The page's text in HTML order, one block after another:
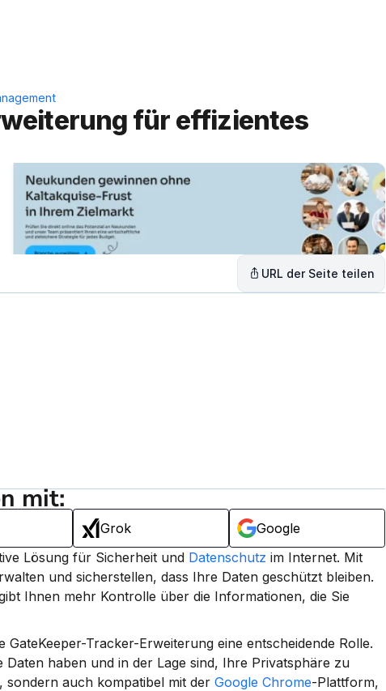
für effizientes
URL der Seite teilen
mit:
Grok
Google
Lösung für Sicherheit und Datenschutz im Internet. Mit
und sicherstellen, dass Ihre Daten geschützt bleiben.
Ihnen mehr Kontrolle über die Informationen, die Sie
Tracker-Erweiterung eine entscheidende Rolle.
haben und in der Lage sind, Ihre Privatsphäre zu
auch kompatibel mit der Google Chrome-Plattform,